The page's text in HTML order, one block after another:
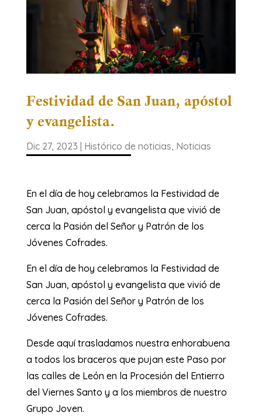
Festividad de San Juan, apóstol
y evangelista.
Dic 27, 2023 | Histórico de noticias Noticias
En el día de hoy celebramos la Festividad de
San Juan, apóstol y evangelista que vivió de
cerca la Pasión del Señor y Patrón de los
Jóvenes Cofrades.
En el día de hoy celebramos la Festividad de
San Juan, apóstol y evangelista que vivió de
cerca la Pasión del Señor y Patrón de los
Jóvenes Cofrades.
Desde aquí trasladamos nuestra enhorabuena
a todos los braceros que pujan este Paso por
las calles de León en la Procesión del Entierro
del Viernes Santo y a los miembros de nuestro
Grupo Joven.